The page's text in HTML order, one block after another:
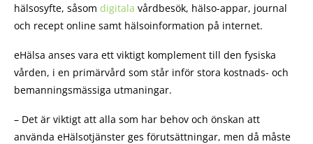
hälsosyfte, såsom digitala vårdbesök, hälso-appar, journal
och recept online samt hälsoinformation på internet.
eHälsa anses vara ett viktigt komplement till den fysiska
vården, i en primärvård som står inför stora kostnads- och
bemanningsmässiga utmaningar.
– Det är viktigt att alla som har behov och önskan att
använda eHälsotjänster ges förutsättningar, men då måste